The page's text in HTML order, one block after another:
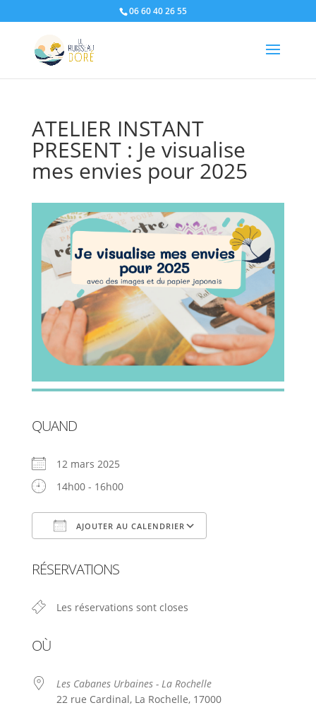
06 60 40 26 55
ATELIER INSTANT
PRESENT : Je visualise
mes envies pour 2025
QUAND
12 mars 2025
14h00 - 16h00
AJOUTER AU CALENDRIER
RÉSERVATIONS
Les réservations sont closes
OÙ
Les Cabanes Urbaines - La Rochelle
22 rue Cardinal, La Rochelle, 17000